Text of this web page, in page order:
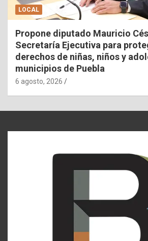
LOCAL
Propone diputado Mauricio
Secretaría Ejecutiva para
derechos de niñas, niños y
municipios de Puebla
6 agosto, 2026